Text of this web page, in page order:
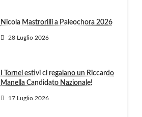
Nicola Mastrorilli a Paleochora 2026
28 Luglio 2026
I Tornei estivi ci regalano un Riccardo
Manella Candidato Nazionale!
17 Luglio 2026